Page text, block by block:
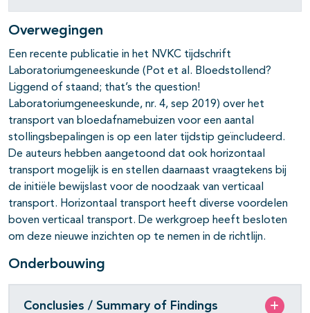
Overwegingen
Een recente publicatie in het NVKC tijdschrift
Laboratoriumgeneeskunde (Pot et al. Bloedstollend?
Liggend of staand; that’s the question!
Laboratoriumgeneeskunde, nr. 4, sep 2019) over het
transport van bloedafnamebuizen voor een aantal
stollingsbepalingen is op een later tijdstip geïncludeerd.
De auteurs hebben aangetoond dat ook horizontaal
transport mogelijk is en stellen daarnaast vraagtekens bij
de initiële bewijslast voor de noodzaak van verticaal
transport. Horizontaal transport heeft diverse voordelen
boven verticaal transport. De werkgroep heeft besloten
om deze nieuwe inzichten op te nemen in de richtlijn.
Onderbouwing
Conclusies / Summary of Findings